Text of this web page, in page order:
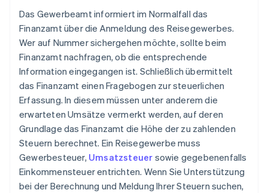
Das Gewerbeamt informiert im Normalfall das
Finanzamt über die Anmeldung des Reisegewerbes.
Wer auf Nummer sichergehen möchte, sollte beim
Finanzamt nachfragen, ob die entsprechende
Information eingegangen ist. Schließlich übermittelt
das Finanzamt einen Fragebogen zur steuerlichen
Erfassung. In diesem müssen unter anderem die
erwarteten Umsätze vermerkt werden, auf deren
Grundlage das Finanzamt die Höhe der zu zahlenden
Steuern berechnet. Ein Reisegewerbe muss
Gewerbesteuer, Umsatzsteuer sowie gegebenenfalls
Einkommensteuer entrichten. Wenn Sie Unterstützung
bei der Berechnung und Meldung Ihrer Steuern suchen,